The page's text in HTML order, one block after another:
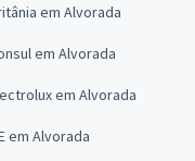
em Alvorada
em Alvorada
em Alvorada
em Alvorada